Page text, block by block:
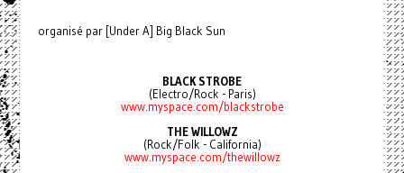
organisé par [Under A] Big Black Sun
BLACK STROBE
(Electro/Rock - Paris)
www.myspace.com/blackstrobe
THE WILLOWZ
(Rock/Folk - California)
www.myspace.com/thewillowz